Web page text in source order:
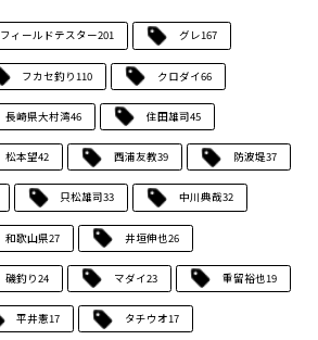
フィールドテスター201 グレ167
フカセ釣り 110 クロダイ66
長崎県大村湾46 住田雄司45
松本望42 西浦友教39 防波堤37
只松雄司33 中川典哉32
和歌山県27 井垣伸也26
磯釣り24 マダイ23 重留裕也19
平井憲17 タチウオ17